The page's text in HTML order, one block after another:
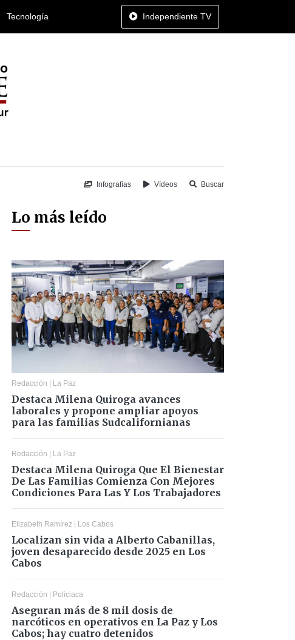
Tecnología Independiente TV
Infografías Vídeos Buscar
Lo más leído
Redacción | La Paz
Destaca Milena Quiroga avances
laborales y propone ampliar apoyos
para las familias Sudcalifornianas
Redacción | La Paz
Destaca Milena Quiroga Que El Bienestar
De Las Familias Comienza Con Mejores
Condiciones Para Las Y Los Trabajadores
Elizabeth Ramírez | Los Cabos
Localizan sin vida a Alberto Cabanillas,
joven desaparecido desde 2025 en Los
Cabos
Redacción | Policiaca
Aseguran más de 8 mil dosis de
narcóticos en operativos en La Paz y Los
Cabos; hay cuatro detenidos